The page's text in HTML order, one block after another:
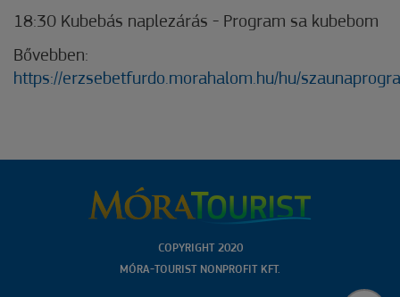
18:30 Kubebás naplezárás - Program sa kubebom
Bővebben:
https://erzsebetfurdo.morahalom.hu/hu/
COPYRIGHT 2020
MÓRA-TOURIST NONPROFIT KFT.